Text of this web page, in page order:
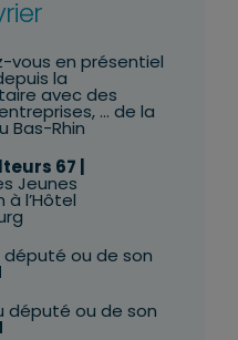
vous en présentiel
la
avec des
… de la
Bas-Rhin
67 |
Jeunes
à l’Hôtel
ou de son
député ou de son